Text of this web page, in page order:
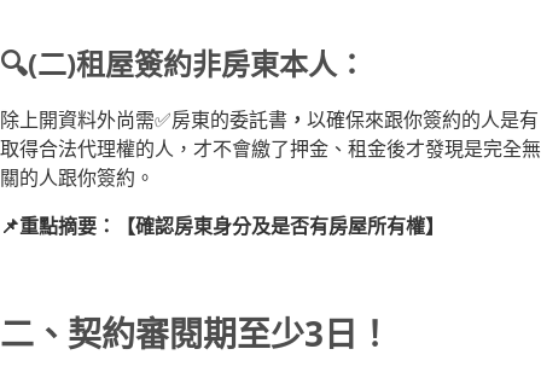
🔍(二)租屋簽約非房東本人：
除上開資料外尚需✅房東的委託書 ， 以確保來跟你簽約的人是有
取得合法代理權的人，才不會繳了押金、租金後才發現是完全無
關的人跟你簽約。
📌重點摘要：【確認房東身分及是否有房屋所有權】
二、契約審閱期至少3日！